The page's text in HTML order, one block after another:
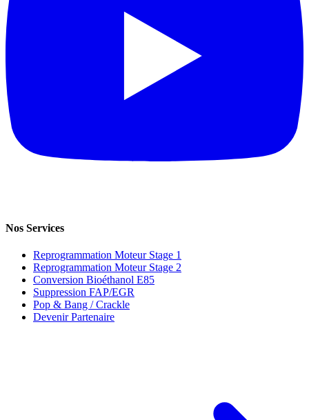
Nos Services
Reprogrammation Moteur Stage 1
Reprogrammation Moteur Stage 2
Conversion Bioéthanol E85
Suppression FAP/EGR
Pop & Bang / Crackle
Devenir Partenaire